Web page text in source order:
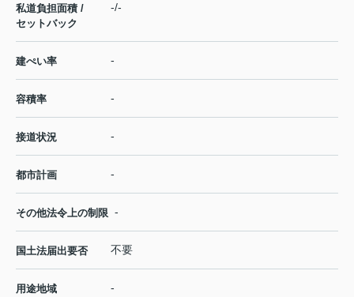
私道負担面積 /
セットバック
-/-
建ぺい率 -
容積率 -
接道状況 -
都市計画 -
その他法令上の制限 -
国土法届出要否 不要
用途地域 -